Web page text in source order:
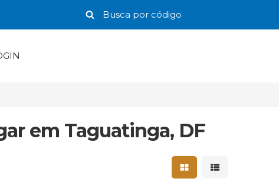
em Taguatinga, DF
Mostrar resultados
Mostrar